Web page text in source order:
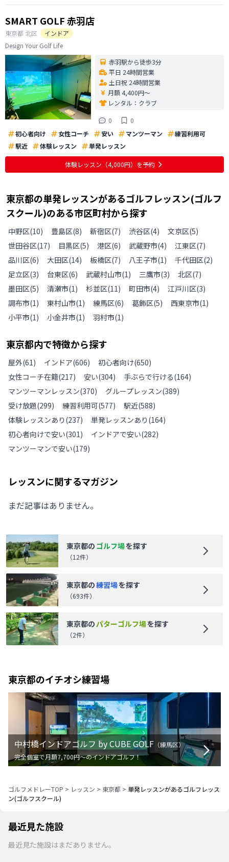
SMART GOLF 赤羽店
東京都 北区
インドア
Design Your Golf Life
赤羽駅から徒歩3分
平日 24時間営業
土日祝 24時間営業
月額 4,400円〜
レンタル： クラブ
0
0
初心者向け
女性コーチ 安い マンツーマン
練習利用可
駅近
体験レッスン 単発レッスン
体験レッスン （4,000円） を予約
東京都の単発レッスンがあるゴルフレッスン(ゴルフ
スクール)のある市区町村から探す
中野区(10) 豊島区(8) 新宿区(7) 渋谷区(4) 文京区(5)
世田谷区(17) 目黒区(5) 港区(6) 武蔵野市(4) 江東区(7)
品川区(6) 大田区(14) 板橋区(7) 八王子市(1) 千代田区(2)
足立区(3) 台東区(6) 武蔵村山市(1) 三鷹市(3) 北区(7)
墨田区(5) 清瀬市(1) 杉並区(11) 町田市(4) 江戸川区(3)
調布市(1) 東村山市(1) 練馬区(6) 葛飾区(5) 西東京市(1)
小平市(1) 小金井市(1) 羽村市(1)
東京都内で特徴から探す
屋外(61) インドア(606) 初心者向け(650)
女性コーチ在籍(217) 安い(304) 手ぶらで行ける(164)
マンツーマンレッスン(370) グループレッスン(389)
受け放題(299) 練習利用可(577) 駅近(588)
体験レッスンあり (237) 単発レッスンあり (164)
初心者向けで安い(301) インドアで安い(282)
マンツーマンで安い(179)
レッスンに関するマガジン
まだ記事はありません。
東京都の ゴルフ場を探す
（12件）
東京都の練習場を探す
（693件）
東京都のパターゴルフ場を探す
（2件）
東京都のイチオシ練習場
中村橋インドアゴルフ by CUBE GOLF （練馬区）
完全個室で月額7,700円〜のインドアゴルフ！
ゴルフメドレーTOP > レッスン > 東京都 > 単発レッスンがあるゴルフレッス
ン(ゴルフスクール)
最近見た施設
最近見た施設はまだありません。